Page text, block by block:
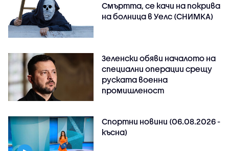
Смъртта, се качи на покрива
на болница в Уелс (СНИМКА)
Зеленски обяви началото на
специални операции срещу
руската военна
промишленост
Спортни новини (06.08.2026 -
късна)